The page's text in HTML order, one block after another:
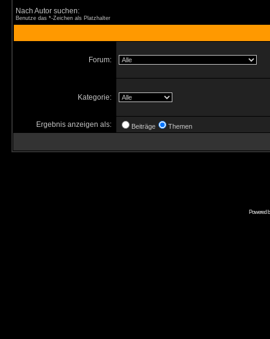
Nach Autor suchen:
Benutze das *-Zeichen als Platzhalter
Forum:
Kategorie:
Ergebnis anzeigen als: Beiträge Themen
Powered